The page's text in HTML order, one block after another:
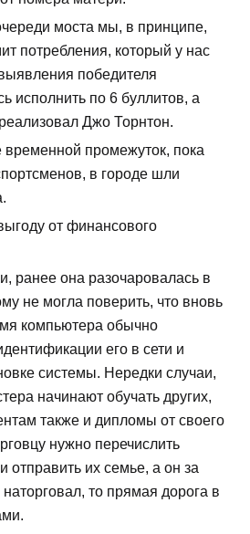
моста мы, в принципе,
потребления, который у нас
победителя
исполнить по 6 буллитов, а
Джо Торнтон.
промежуток, пока
в городе шли
от финансового
ранее она разочаровалась в
не могла поверить, что вновь
компьютера обычно
его в сети и
системы. Нередки случаи,
начинают обучать других,
также и дипломы от своего
нужно перечислить
отправить их семье, а он за
то прямая дорога в